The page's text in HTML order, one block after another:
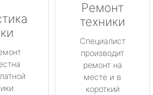
Ремонт
техники
Специалист
производит
ремонт на
месте и в
короткий